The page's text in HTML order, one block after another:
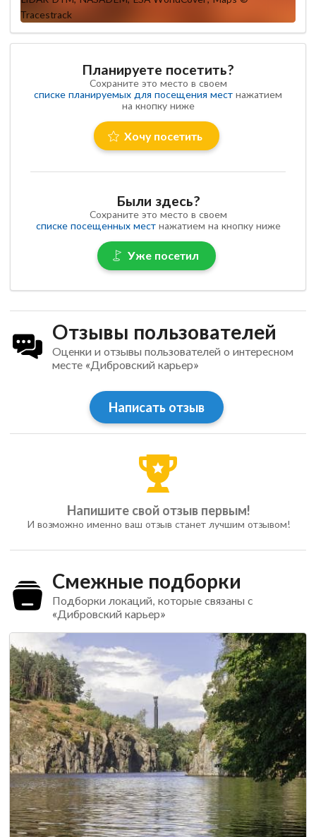
Планируете посетить?
Сохраните это место в своем
списке планируемых для посещения мест нажатием
на кнопку ниже
Хочу посетить
Были здесь?
Сохраните это место в своем
списке посещенных местнажатием на кнопку ниже
Уже посетил
Отзывы пользователей
Оценки и отзывы пользователей о интересном
месте «Дибровский карьер»
Написать отзыв
Напишите свой отзыв первым!
И возможно именно ваш отзыв станет лучшим отзывом!
Смежные подборки
Подборки локаций, которые связаны с
«Дибровский карьер»